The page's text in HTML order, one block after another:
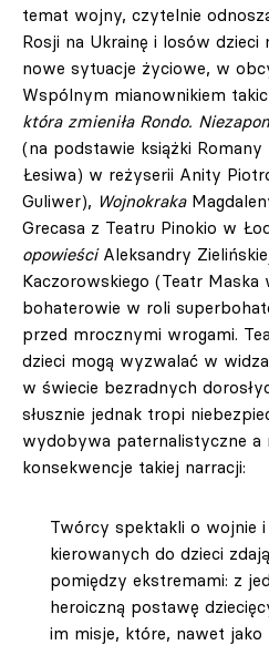
temat wojny, czytelnie
Rosji na Ukrainę i losów
nowe sytuacje życiowe, w
Wspólnym mianownikiem
która zmieniła Rondo.
(na podstawie książki
Łesiwa) w reżyserii Anity
Guliwer), Wojnokraka
Grecasa z Teatru Pinokio w
opowieściAleksandry
Kaczorowskiego (Teatr Maska
bohaterowie w roli
przed mrocznymi wrogami.
dzieci mogą wyzwalać w
w świecie bezradnych
słusznie jednak tropi
wydobywa paternalistyczne a
konsekwencje takiej narracji:
Twórcy spektakli o wojnie
kierowanych do dzieci
pomiędzy ekstremami: z
heroiczną postawę
im misje, które, nawet jako